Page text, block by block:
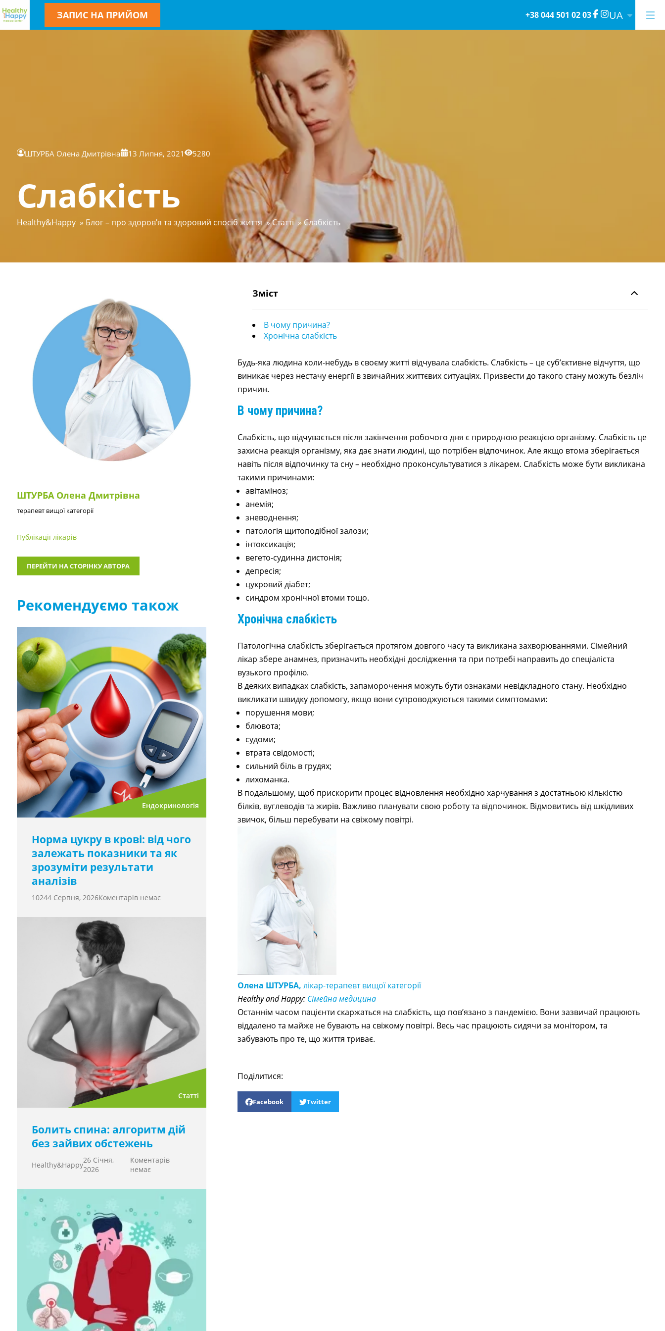
ЗАПИС НА ПРИЙОМ +38 044 501 02 03 UA
ШТУРБА Олена Дмитрівна 13 Липня, 2021 5280
Слабкість
Healthy&Happy » Блог – про здоров’я та здоровий спосіб життя »Статті » Слабкість
ШТУРБА Олена Дмитрівна
терапевт вищої категорії
Публікації лікарів
ПЕРЕЙТИ НА СТОРІНКУ АВТОРА
Рекомендуємо також
Ендокринологія
Норма цукру в крові: від чого
залежать показники та як
зрозуміти результати
аналізів
10244 Серпня, 2026Коментарів немає
Статті
Болить спина: алгоритм дій
без зайвих обстежень
Healthy&Happy26 Січня,
2026
Коментарів
немає
Зміст
В чому причина?
Хронічна слабкість
Будь-яка людина коли-небудь в своєму житті відчувала слабкість. Слабкість – це суб’єктивне відчуття, що
виникає через нестачу енергії в звичайних життєвих ситуаціях. Призвести до такого стану можуть безліч
причин.
В чому причина?
Слабкість, що відчувається після закінчення робочого дня є природною реакцією організму. Слабкість це
захисна реакція організму, яка дає знати людині, що потрібен відпочинок. Але якщо втома зберігається
навіть після відпочинку та сну – необхідно проконсультуватися з лікарем. Слабкість може бути викликана
такими причинами:
авітаміноз;
анемія;
зневоднення;
патологія щитоподібної залози;
інтоксикація;
вегето-судинна дистонія;
депресія;
цукровий діабет;
синдром хронічної втоми тощо.
Хронічна слабкість
Патологічна слабкість зберігається протягом довгого часу та викликана захворюваннями. Сімейний
лікар збере анамнез, призначить необхідні дослідження та при потребі направить до спеціаліста
вузького профілю.
В деяких випадках слабкість, запаморочення можуть бути ознаками невідкладного стану. Необхідно
викликати швидку допомогу, якщо вони супроводжуються такими симптомами:
порушення мови;
блювота;
судоми;
втрата свідомості;
сильний біль в грудях;
лихоманка.
В подальшому, щоб прискорити процес відновлення необхідно харчування з достатньою кількістю
білків, вуглеводів та жирів. Важливо планувати свою роботу та відпочинок. Відмовитись від шкідливих
звичок, більш перебувати на свіжому повітрі.
Олена ШТУРБА,лікар-терапевт вищої категорії
Healthy and Happy: Сімейна медицина
Останнім часом пацієнти скаржаться на слабкість, що пов’язано з пандемією. Вони зазвичай працюють
віддалено та майже не бувають на свіжому повітрі. Весь час працюють сидячи за монітором, та
забувають про те, що життя триває.
Поділитися:
Facebook Twitter